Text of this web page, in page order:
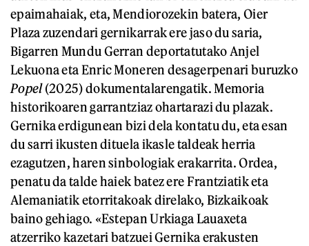
epaimahaiak, eta, Mendiorozekin batera, Oier
Plaza zuzendari gernikarrak ere jaso du saria,
Bigarren Mundu Gerran deportatutako Anjel
Lekuona eta Enric Moneren desagerpenari buruzko
Popel(2025) dokumentalarengatik. Memoria
historikoaren garrantziaz ohartarazi du plazak.
Gernika erdigunean bizi dela kontatu du, eta esan
du sarri ikusten dituela ikasle taldeak herria
ezagutzen, haren sinbologiak erakarrita. Ordea,
penatu da talde haiek batez ere Frantziatik eta
Alemaniatik etorritakoak direlako, Bizkaikoak
baino gehiago. «Estepan Urkiaga Lauaxeta
atzerriko kazetari batzuei Gernika erakusten